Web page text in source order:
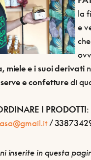
la
e
miele e i suoi derivati
e confetturedi
I PRODOTTI:
/
inserite in questa